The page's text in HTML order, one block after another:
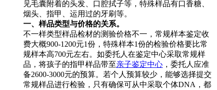
见毛囊附着的头发、口腔拭子等，特殊样品有口香糖、
烟头、指甲、运用过的牙刷等。
一、样品类型与价格的关系。
不一样类型样品检材的测验价格不一，常规样本鉴定收
费大概900-1200元1份，特殊样本1份的检验价格要比常
规样本高700元左右。如委托人在鉴定中心采取常规样
品，将孩子的指甲样品带至亲子鉴定中心 ，委托人应准
备2600-3000元的预算。若个人预算较少，能够选择提交
常规样品进行检验，只有确保可从中采取个体DNA，都